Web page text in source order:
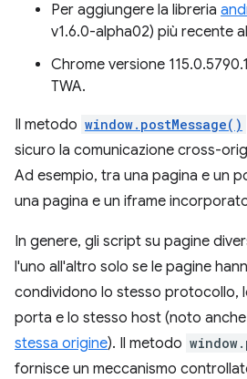
Per aggiungere la libreria
v1.6.0-alpha02) più recente
Chrome versione
TWA.
Il metodo window.postMessage()
sicuro la comunicazione cross-
Ad esempio, tra una pagina e un
una pagina e un iframe
In genere, gli script su pagine
l'uno all'altro solo se le pagine
condividono lo stesso protocollo,
porta e lo stesso host (noto
stessa origine). Il metodo
fornisce un meccanismo